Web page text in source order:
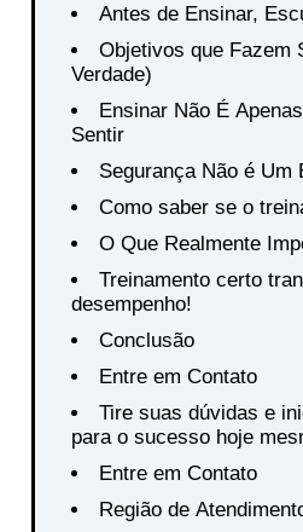
Antes de Ensinar,
Objetivos que Fazem
Verdade)
Ensinar Não É
Sentir
Segurança Não é Um
Como saber se o
O Que Realmente
Treinamento certo
desempenho!
Conclusão
Entre em Contato
Tire suas dúvidas e
para o sucesso hoje
Entre em Contato
Região de